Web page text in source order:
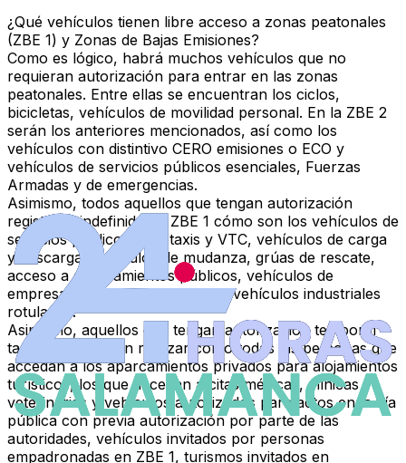
¿Qué vehículos tienen libre acceso a zonas peatonales
(ZBE 1) y Zonas de Bajas Emisiones?
Como es lógico, habrá muchos vehículos que no
requieran autorización para entrar en las zonas
peatonales. Entre ellas se encuentran los ciclos,
bicicletas, vehículos de movilidad personal. En la ZBE 2
serán los anteriores mencionados, así como los
vehículos con distintivo CERO emisiones o ECO y
vehículos de servicios públicos esenciales, Fuerzas
Armadas y de emergencias.
Asimismo, todos aquellos que tengan autorización
registrada indefinida
en ZBE 1 cómo son los vehículos de
servicios públicos, autotaxis y VTC, vehículos de carga
y descarga, vehículos de mudanza, grúas de rescate,
acceso a aparcamientos públicos, vehículos de
empresas para usos laborales y vehículos industriales
rotulados.
Asimismo, aquellos que tengan autorización temporal
también lo podrán realizar como todas las personas que
accedan a los aparcamientos privados para alojamientos
turísticos, los que accedan a citas médicas, clínicas
veterinarias y vehículos autorizados para actos en la vía
pública con previa autorización por parte de las
autoridades, vehículos invitados por personas
empadronadas en ZBE 1, turismos invitados en